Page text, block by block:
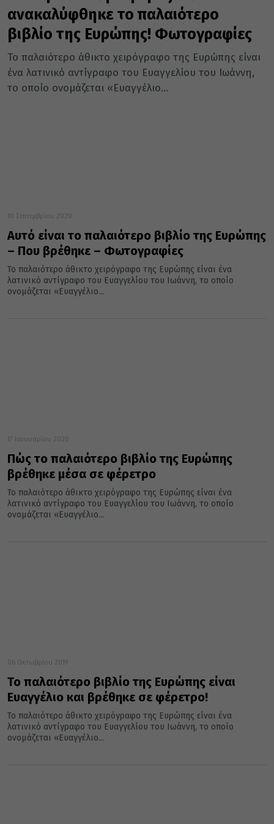
ανακαλύφθηκε το παλαιότερο
βιβλίο της Ευρώπης! Φωτογραφίες
Το παλαιότερο άθικτο χειρόγραφο της Ευρώπης είναι
ένα λατινικό αντίγραφο του Ευαγγελίου του Ιωάννη,
το οποίο ονομάζεται «Ευαγγέλιο...
10 Σεπτεμβρίου 2020
Αυτό είναι το παλαιότερο βιβλίο της Ευρώπης
– Που βρέθηκε – Φωτογραφίες
Το παλαιότερο άθικτο χειρόγραφο της Ευρώπης είναι ένα
λατινικό αντίγραφο του Ευαγγελίου του Ιωάννη, το οποίο
ονομάζεται «Ευαγγέλιο...
17 Ιανουαρίου 2020
Πώς το παλαιότερο βιβλίο της Ευρώπης
βρέθηκε μέσα σε φέρετρο
Το παλαιότερο άθικτο χειρόγραφο της Ευρώπης είναι ένα
λατινικό αντίγραφο του Ευαγγελίου του Ιωάννη, το οποίο
ονομάζεται «Ευαγγέλιο...
06 Οκτωβρίου 2019
Το παλαιότερο βιβλίο της Ευρώπης είναι
Ευαγγέλιο και βρέθηκε σε φέρετρο!
Το παλαιότερο άθικτο χειρόγραφο της Ευρώπης είναι ένα
λατινικό αντίγραφο του Ευαγγελίου του Ιωάννη, το οποίο
ονομάζεται «Ευαγγέλιο...